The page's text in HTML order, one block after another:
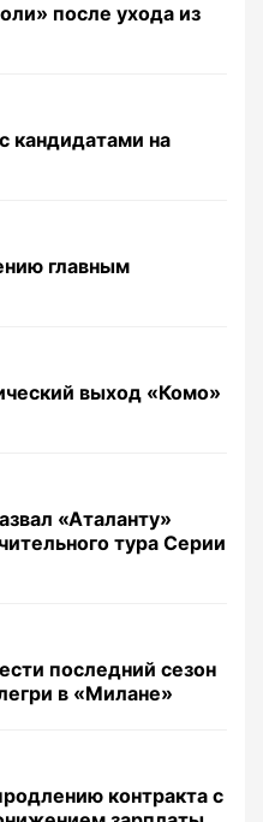
после ухода из
кандидатами на
главным
выход «Комо»
«Аталанту»
тура Серии
последний сезон
в «Милане»
контракта с